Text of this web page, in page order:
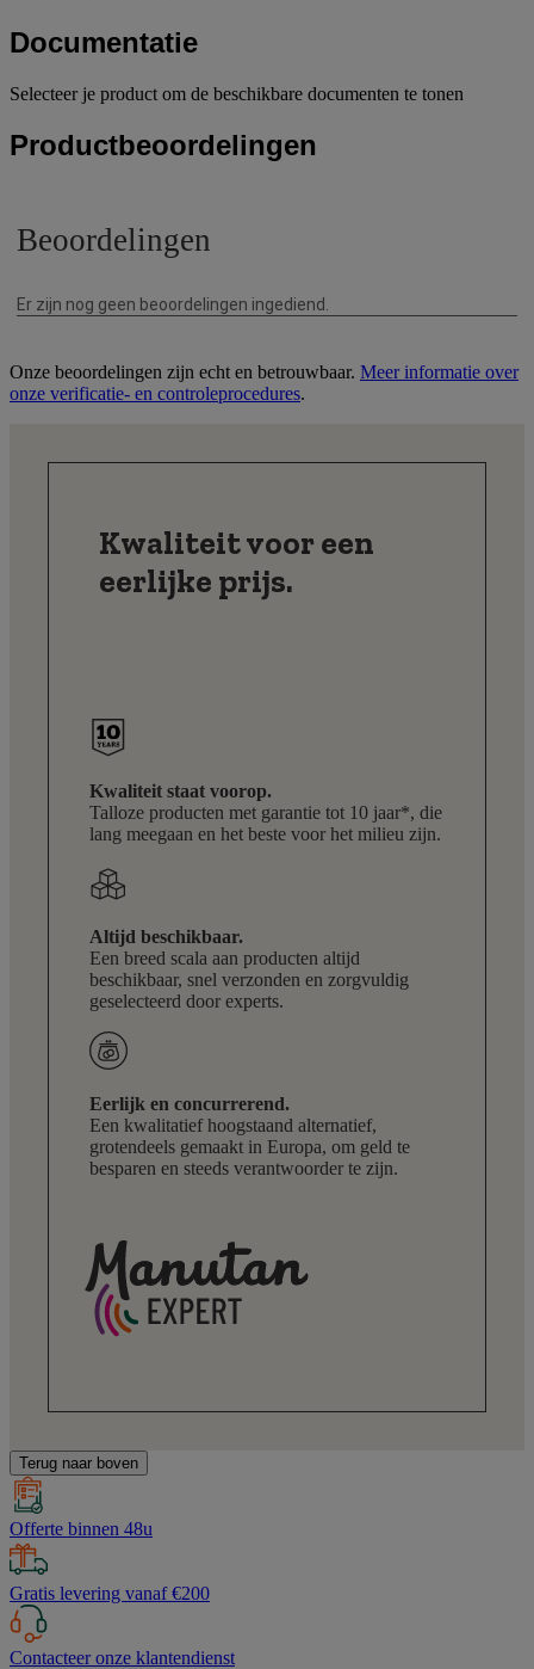
Documentatie
Selecteer je product om de beschikbare documenten te tonen
Productbeoordelingen
Onze beoordelingen zijn echt en betrouwbaar. Meer informatie over
onze verificatie- en controleprocedures.
Kwaliteit voor een
eerlijke prijs.
Kwaliteit staat voorop.
Talloze producten met garantie tot 10 jaar*, die
lang meegaan en het beste voor het milieu zijn.
Altijd beschikbaar.
Een breed scala aan producten altijd
beschikbaar, snel verzonden en zorgvuldig
geselecteerd door experts.
Eerlijk en concurrerend.
Een kwalitatief hoogstaand alternatief,
grotendeels gemaakt in Europa, om geld te
besparen en steeds verantwoorder te zijn.
Terug naar boven
Offerte binnen 48u
Gratis levering vanaf €200
Contacteer onze klantendienst